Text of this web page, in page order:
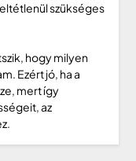
szükséges
hogy milyen
Ezért jó, ha a
mert így
az